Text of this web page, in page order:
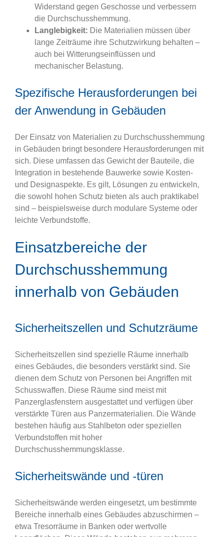
Widerstand gegen Geschosse und verbessern
die Durchschusshemmung.
Langlebigkeit: Die Materialien müssen über
lange Zeiträume ihre Schutzwirkung behalten –
auch bei Witterungseinflüssen und
mechanischer Belastung.
Spezifische Herausforderungen bei
der Anwendung in Gebäuden
Der Einsatz von Materialien zu Durchschusshemmung
in Gebäuden bringt besondere Herausforderungen mit
sich. Diese umfassen das Gewicht der Bauteile, die
Integration in bestehende Bauwerke sowie Kosten-
und Designaspekte. Es gilt, Lösungen zu entwickeln,
die sowohl hohen Schutz bieten als auch praktikabel
sind – beispielsweise durch modulare Systeme oder
leichte Verbundstoffe.
Einsatzbereiche der
Durchschusshemmung
innerhalb von Gebäuden
Sicherheitszellen und Schutzräume
Sicherheitszellen sind spezielle Räume innerhalb
eines Gebäudes, die besonders verstärkt sind. Sie
dienen dem Schutz von Personen bei Angriffen mit
Schusswaffen. Diese Räume sind meist mit
Panzerglasfenstern ausgestattet und verfügen über
verstärkte Türen aus Panzermaterialien. Die Wände
bestehen häufig aus Stahlbeton oder speziellen
Verbundstoffen mit hoher
Durchschusshemmungsklasse.
Sicherheitswände und -türen
Sicherheitswände werden eingesetzt, um bestimmte
Bereiche innerhalb eines Gebäudes abzuschirmen –
etwa Tresorräume in Banken oder wertvolle